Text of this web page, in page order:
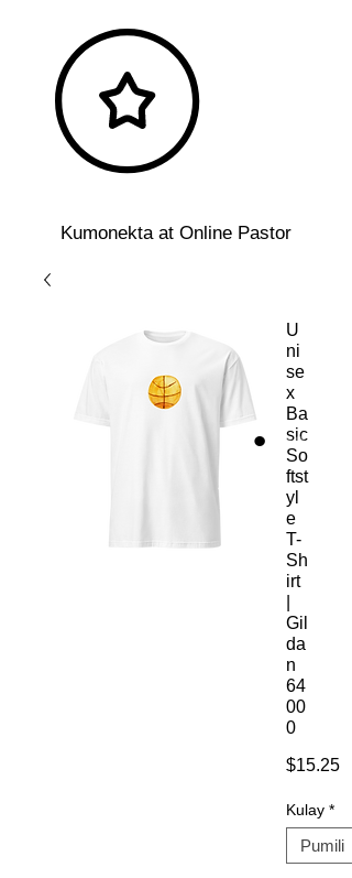
Kumonekta at Online Pastor
U
ni
se
x
Ba
sic
So
ftst
yl
e
T-
Sh
irt
Gil
da
n
64
00
0
$15.25
Kulay *